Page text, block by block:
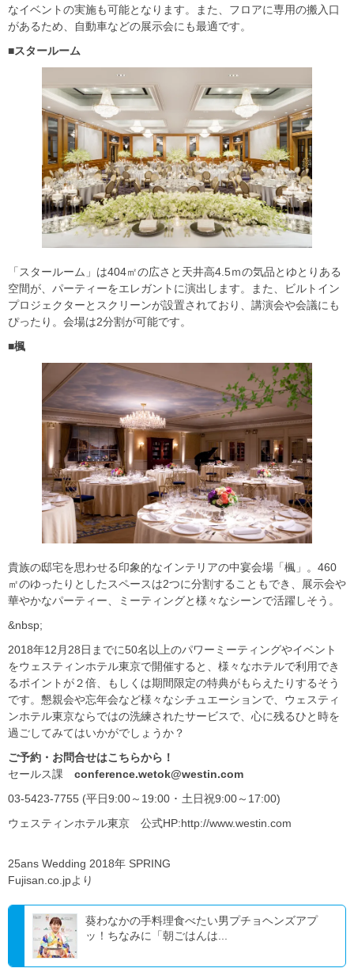
なイベントの実施も可能となります。また、フロアに専用の搬入口
があるため、自動車などの展示会にも最適です。
■スタールーム
「スタールーム」は404㎡の広さと天井高4.5ｍの気品とゆとりある
空間が、パーティーをエレガントに演出します。また、ビルトイン
プロジェクターとスクリーンが設置されており、講演会や会議にも
ぴったり。会場は2分割が可能です。
■楓
貴族の邸宅を思わせる印象的なインテリアの中宴会場「楓」。460
㎡のゆったりとしたスペースは2つに分割することもでき、展示会や
華やかなパーティー、ミーティングと様々なシーンで活躍しそう。
&nbsp;
2018年12月28日までに50名以上のパワーミーティングやイベント
をウェスティンホテル東京で開催すると、 様々なホテルで利用でき
るポイントが２倍、
もしくは期間限定の特典がもらえたりするそう
です。懇親会や忘年会など様々なシチュエーションで、ウェスティ
ンホテル東京ならではの洗練されたサービスで、心に残るひと時を
過ごしてみてはいかがでしょうか？
ご予約・お問合せはこちらから！
セールス課 conference.wetok@westin.com
03-5423-7755 (平日9:00～19:00 ･ 土日祝9:00～17:00)
ウェスティンホテル東京 公式HP:http://www.westin.com
25ans Wedding 2018年 SPRING
Fujisan.co.jpより
葵わなかの手料理食べたい男プチョヘンズアプ
ッ！ちなみに「朝ごはんは...